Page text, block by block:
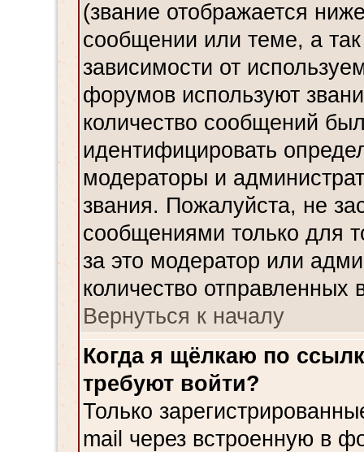
(звание отображается
сообщении или теме, а
зависимости от
форумов используют
количество сообщений
идентифицировать
модераторы и
звания. Пожалуйста, не
сообщениями только для
за это модератор или
количество
Вернуться к началу
Когда я щёлкаю по
требуют войти?
Только
mail через встроенную в